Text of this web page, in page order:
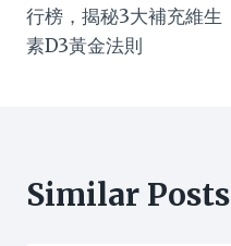
行榜，揭秘3大補充維生
素D3黃金法則
Similar Posts